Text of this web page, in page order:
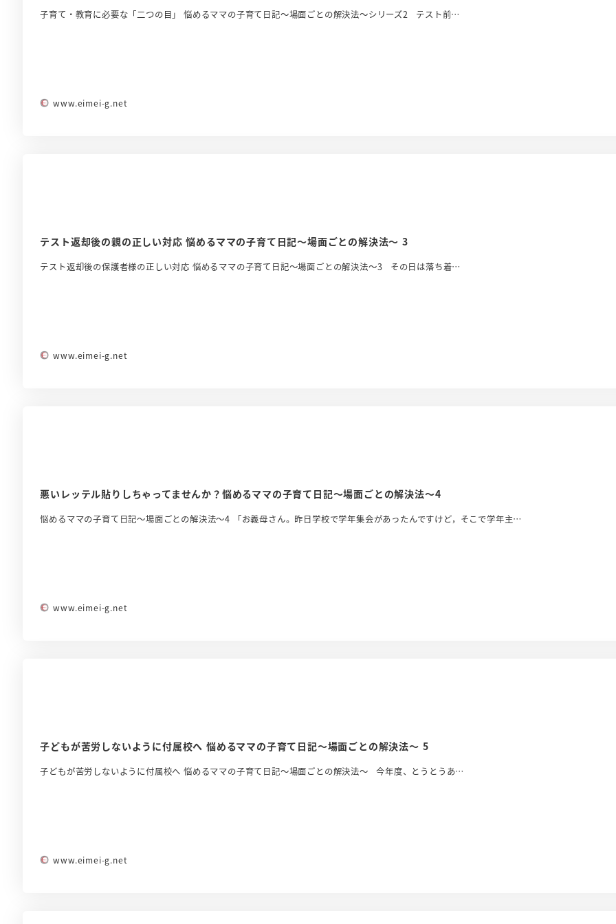
子育て・教育に必要な「二つの目」 悩めるママの子育て日記～場面ごとの解決法～シリーズ2 テスト前…
www.eimei-g.net
テスト返却後の親の正しい対応 悩めるママの子育て日記～場面ごとの解決法～ 3
テスト返却後の保護者様の正しい対応 悩めるママの子育て日記～場面ごとの解決法～3 その日は落ち着…
www.eimei-g.net
悪いレッテル貼りしちゃってませんか？悩めるママの子育て日記～場面ごとの解決法～4
悩めるママの子育て日記～場面ごとの解決法～4 「お義母さん。昨日学校で学年集会があったんですけど，そこで学年主…
www.eimei-g.net
子どもが苦労しないように付属校へ 悩めるママの子育て日記～場面ごとの解決法～ 5
子どもが苦労しないように付属校へ 悩めるママの子育て日記～場面ごとの解決法～ 今年度、とうとうあ…
www.eimei-g.net